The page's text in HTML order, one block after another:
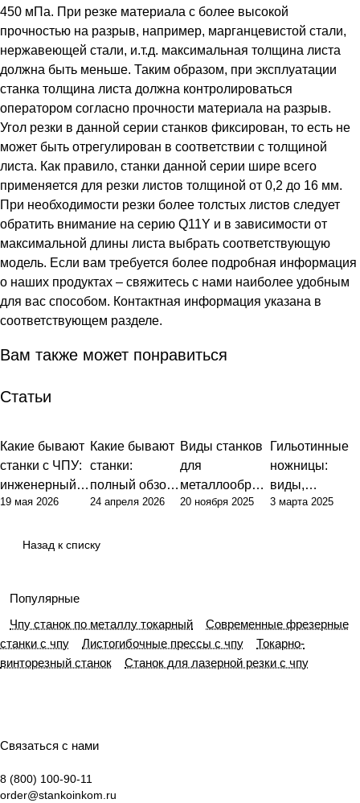
450 мПа. При резке материала с более высокой
прочностью на разрыв, например, марганцевистой стали,
нержавеющей стали, и.т.д. максимальная толщина листа
должна быть меньше. Таким образом, при эксплуатации
станка толщина листа должна контролироваться
оператором согласно прочности материала на разрыв.
Угол резки в данной серии станков фиксирован, то есть не
может быть отрегулирован в соответствии с толщиной
листа. Как правило, станки данной серии шире всего
применяется для резки листов толщиной от 0,2 до 16 мм.
При необходимости резки более толстых листов следует
обратить внимание на серию Q11Y и в зависимости от
максимальной длины листа выбрать соответствующую
модель. Если вам требуется более подробная информация
о наших продуктах – свяжитесь с нами наиболее удобным
для вас способом. Контактная информация указана в
соответствующем разделе.
Вам также может понравиться
Статьи
Советы
Какие бывают
станки с ЧПУ:
инженерный
подход к
и и выбору
19 мая 2026
Советы
Какие бывают
станки:
полный обзор
типов и их
24 апреля 2026
Советы
Виды станков
для
металлообраб
отки: полный
20 ноября 2025
Советы
Гильотинные
ножницы:
виды,
устройство и
3 марта 2025
Назад к списку
Популярные
Чпу станок по металлу токарный
Современные фрезерные
станки с чпу
Листогибочные прессы с чпу
Токарно-
винторезный станок
Станок для лазерной резки с чпу
Связаться с нами
8 (800) 100-90-11
order@stankoinkom.ru